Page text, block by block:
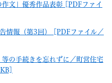
文」優秀作品表彰 [PDFファイ
情報（第3回） [PDFファイル／
の手続きを忘れずに／町営住宅